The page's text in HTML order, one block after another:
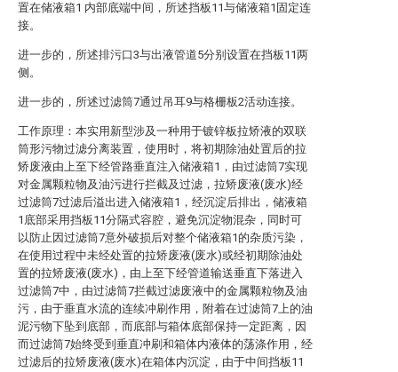
置在储液箱1 内部底端中间，所述挡板11与储液箱1固定连
接。
进一步的，所述排污口3与出液管道5分别设置在挡板11两
侧。
进一步的，所述过滤筒7通过吊耳9与格栅板2活动连接。
工作原理：本实用新型涉及一种用于镀锌板拉矫液的双联
筒形污物过滤分离装置，使用时，将初期除油处置后的拉
矫废液由上至下经管路垂直注入储液箱1，由过滤筒7实现
对金属颗粒物及油污进行拦截及过滤，拉矫废液(废水)经
过滤筒7过滤后溢出进入储液箱1，经沉淀后排出，储液箱
1底部采用挡板11分隔式容腔，避免沉淀物混杂，同时可
以防止因过滤筒7意外破损后对整个储液箱1的杂质污染，
在使用过程中未经处置的拉矫废液(废水)或经初期除油处
置的拉矫废液(废水)，由上至下经管道输送垂直下落进入
过滤筒7中，由过滤筒7拦截过滤废液中的金属颗粒物及油
污，由于垂直水流的连续冲刷作用，附着在过滤筒7上的油
泥污物下坠到底部，而底部与箱体底部保持一定距离，因
而过滤筒7始终受到垂直冲刷和箱体内液体的荡涤作用，经
过滤后的拉矫废液(废水)在箱体内沉淀，由于中间挡板11